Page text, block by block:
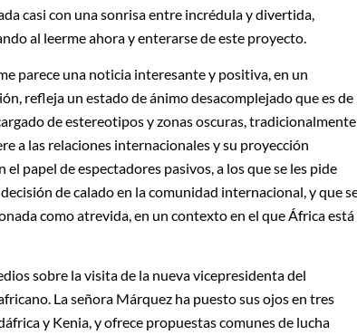
casi con una sonrisa entre incrédula y divertida,
al leerme ahora y enterarse de este proyecto.
parece una noticia interesante y positiva, en un
refleja un estado de ánimo desacomplejado que es de
de estereotipos y zonas oscuras, tradicionalmente
a las relaciones internacionales y su proyección
papel de espectadores pasivos, a los que se les pide
de calado en la comunidad internacional, y que
como atrevida, en un contexto en el que África está
sobre la visita de la nueva vicepresidenta del
La señora Márquez ha puesto sus ojos en tres
y Kenia, y ofrece propuestas comunes de lucha